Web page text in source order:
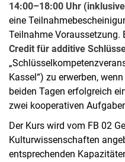
14:00–18:00 Uhr
eine
Teilnahme Voraussetzung.
Credit für additive
Kassel“) zu erwerben,
beiden Tagen erfolgreich
zwei kooperativen
Der Kurs wird vom FB 02
Kulturwissenschaften
entsprechenden